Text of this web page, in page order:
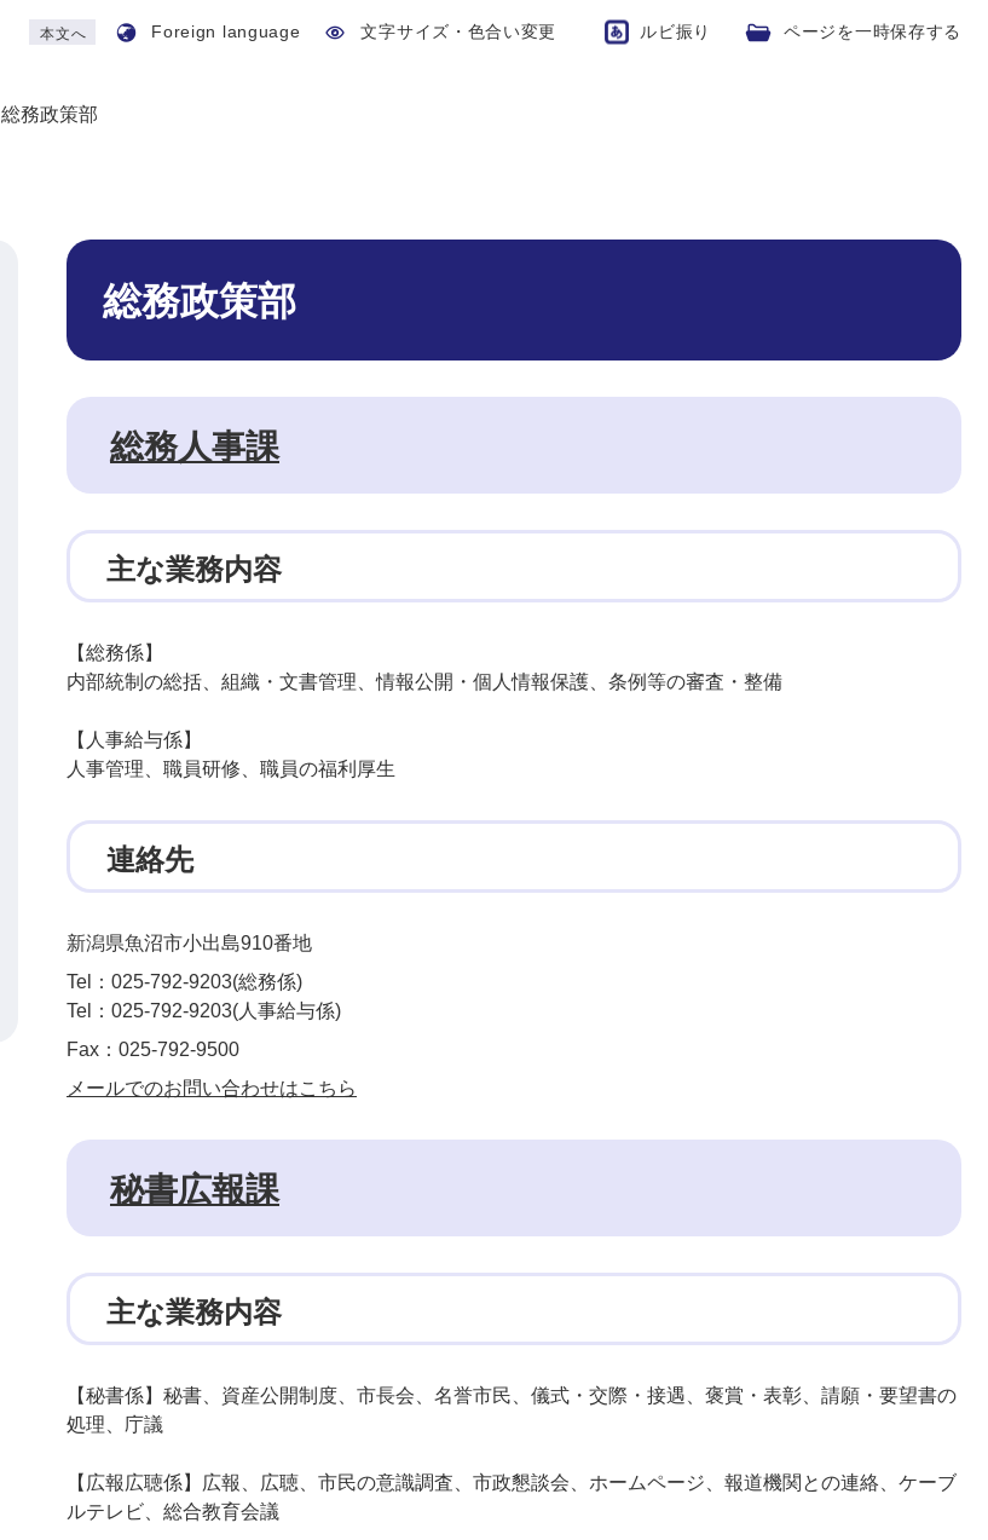
本文へ Foreign language 文字サイズ・色合い変更 ルビ振り ページを一時保存する
総務政策部
本
総務政策部
総務人事課
主な業務内容
【総務係】
内部統制の総括、組織・文書管理、情報公開・個人情報保護、条例等の審査・整備
【人事給与係】
人事管理、職員研修、職員の福利厚生
連絡先
新潟県魚沼市小出島910番地
Tel：025-792-9203 総務係
Tel：025-792-9203 人事給与係
Fax：025-792-9500
メールでのお問い合わせはこちら
秘書広報課
主な業務内容
【秘書係】秘書、資産公開制度、市長会、名誉市民、儀式・交際・接遇、褒賞・表彰、請願・要望書の
処理、庁議
【広報広聴係】広報、広聴、市民の意識調査、市政懇談会、ホームページ、報道機関との連絡、ケーブ
ルテレビ、総合教育会議